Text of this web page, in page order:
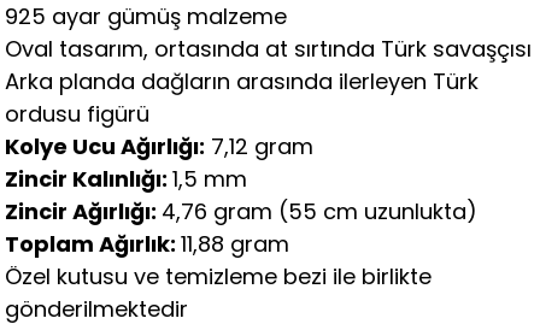
925 ayar gümüş malzeme
Oval tasarım, ortasında at sırtında Türk savaşçısı
Arka planda dağların arasında ilerleyen Türk
ordusu figürü
Kolye Ucu Ağırlığı: 7,12 gram
Zincir Kalınlığı:1,5 mm
Zincir Ağırlığı: 4,76 gram (55 cm uzunlukta)
Toplam Ağırlık:11,88 gram
Özel kutusu ve temizleme bezi ile birlikte
gönderilmektedir